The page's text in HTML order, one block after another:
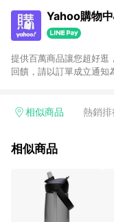
Yahoo購物
提供百萬商品讓您超好逛
回饋，請以訂單成立通知為準 1. 請注意以下品類商品均
電玩/遊戲/相機/單眼/鏡
的購回饋活動享Yahoo超
3. 訂單回饋金額將扣除
價券等虛擬貨幣折抵 4.
有相關事證認定您為大
相關認定以Yahoo購物中
相似商品 熱銷
相似商品